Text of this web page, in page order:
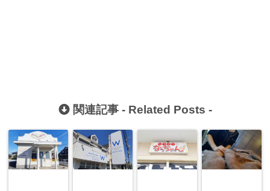
関連記事 - Related Posts -